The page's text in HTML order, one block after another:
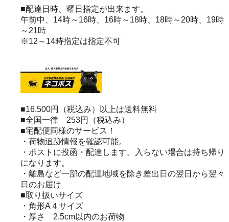
■配達日時、曜日指定が出来ます。
午前中、14時～16時、16時～18時、18時～20時、19時
～21時
※12～14時指定は指定不可
■16.500円（税込み）以上は送料無料
■全国一律 253円（税込み）
■宅配便同様のサービス！
・荷物追跡情報を確認可能。
・ポストに投函・配達します。入らない場合は持ち帰り
になります。
・離島など一部の配達地域を除き差出日の翌日から翌々
日のお届け
■取り扱いサイズ
・角形A４サイズ
・厚さ 2,5cm以内のお荷物